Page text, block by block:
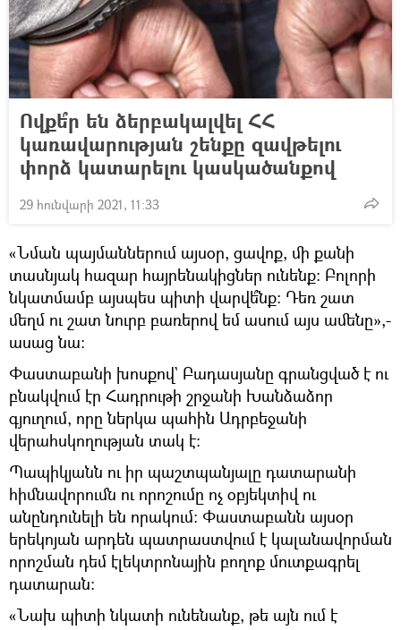
Ովքե՞ր են ձերբակալվել ՀՀ
կառավարության շենքը զավթելու
փորձ կատարելու կասկածանքով
29 հունվարի 2021, 11:33
«Նման պայմաններում այսօր, ցավոք, մի քանի
տասնյակ հազար հայրենակիցներ ունենք: Բոլորի
նկատմամբ այսպես պիտի վարվե՞նք: Դեռ շատ
մեղմ ու շատ նուրբ բառերով եմ ասում այս ամենը»,-
ասաց նա:
Փաստաբանի խոսքով` Բադասյանը գրանցված է ու
բնակվում էր Հադրութի շրջանի Խանձաձոր
գյուղում, որը ներկա պահին Ադրբեջանի
վերահսկողության տակ է:
Պապիկյանն ու իր պաշտպանյալը դատարանի
հիմնավորումն ու որոշումը ոչ օբյեկտիվ ու
անընդունելի են որակում: Փաստաբանն այսօր
երեկոյան արդեն պատրաստվում է կալանավորման
որոշման դեմ էլեկտրոնային բողոք մուտքագրել
դատարան:
«Նախ պիտի նկատի ունենանք, թե այն ում է